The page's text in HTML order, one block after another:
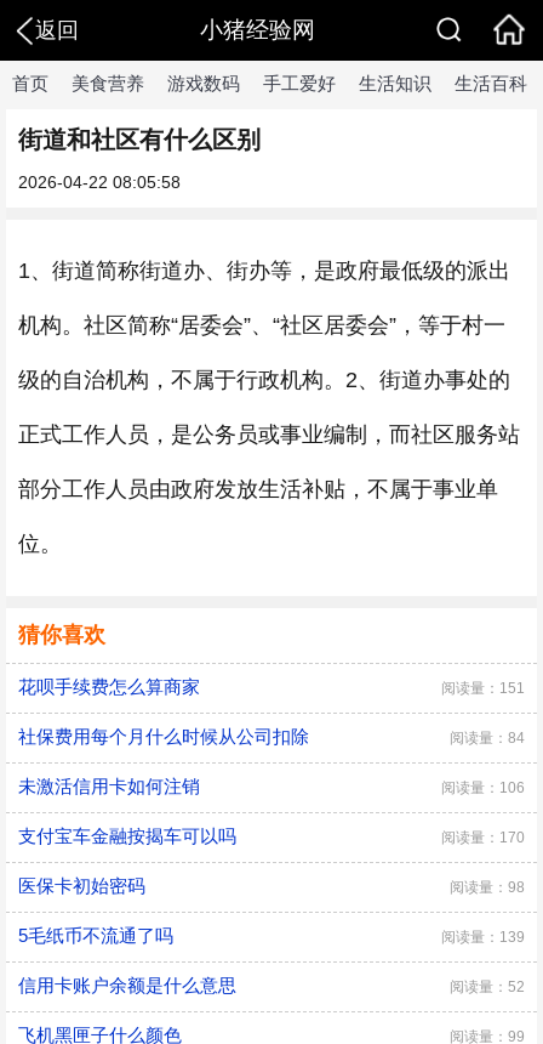
返回 小猪经验网
首页 美食营养 游戏数码 手工爱好 生活知识 生活百科
街道和社区有什么区别
2026-04-22 08:05:58
1、街道简称街道办、街办等，是政府最低级的派出
机构。社区简称“居委会”、“社区居委会”，等于村一
级的自治机构，不属于行政机构。2、街道办事处的
正式工作人员，是公务员或事业编制，而社区服务站
部分工作人员由政府发放生活补贴，不属于事业单
位。
猜你喜欢
花呗手续费怎么算商家 阅读量：151
社保费用每个月什么时候从公司扣除 阅读量：84
未激活信用卡如何注销 阅读量：106
支付宝车金融按揭车可以吗 阅读量：170
医保卡初始密码 阅读量：98
5毛纸币不流通了吗 阅读量：139
信用卡账户余额是什么意思 阅读量：52
飞机黑匣子什么颜色 阅读量：99